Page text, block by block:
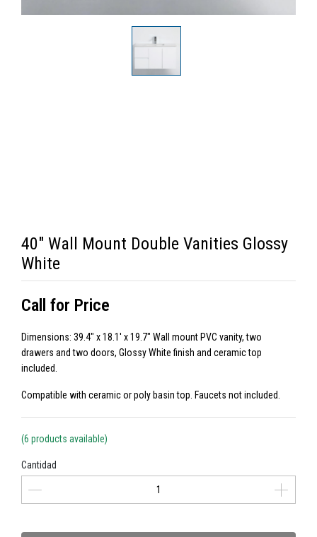
40" Wall Mount Double Vanities Glossy
White
Call for Price
Dimensions: 39.4" x 18.1' x 19.7" Wall mount PVC vanity, two
drawers and two doors, Glossy White finish and ceramic top
included.
Compatible with ceramic or poly basin top. Faucets not included.
(6 products available)
Cantidad